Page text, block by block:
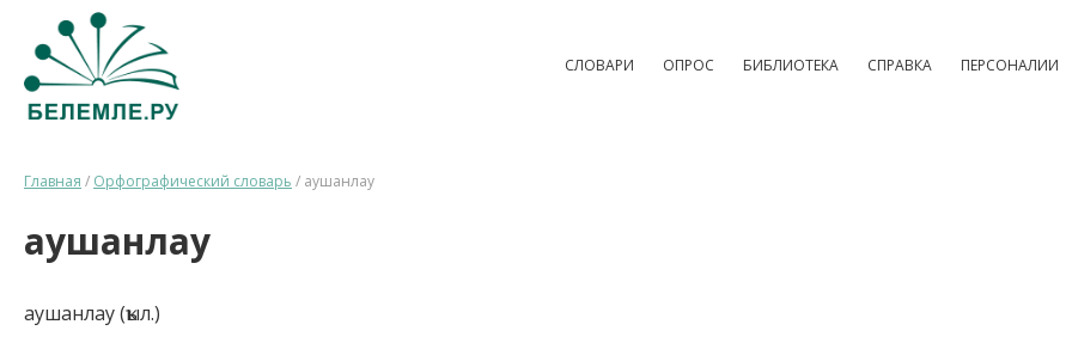
СЛОВАРИ ОПРОС БИБЛИОТЕКА СПРАВКА ПЕРСОНАЛИИ
Главная / Орфографический словарь / аушанлау
аушанлау
аушанлау (ҡыл.)